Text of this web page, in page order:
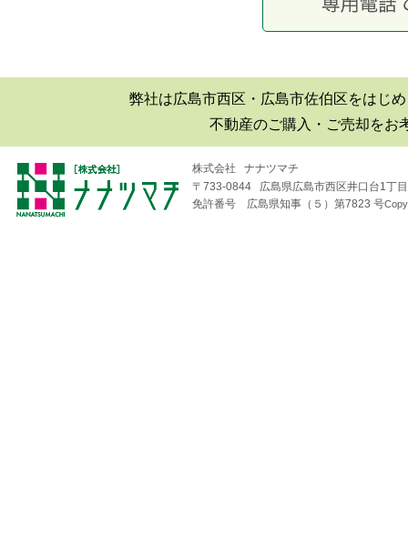
｜売却査定のことなら
弊社は広島市西区・広島市佐伯区をはじ
不動産のご購入・ご売却をお
株式会社 ナナツマチ
〒733-0844 広島県広島市西区井口台1丁
免許番号 広島県知事（５）第7823 号